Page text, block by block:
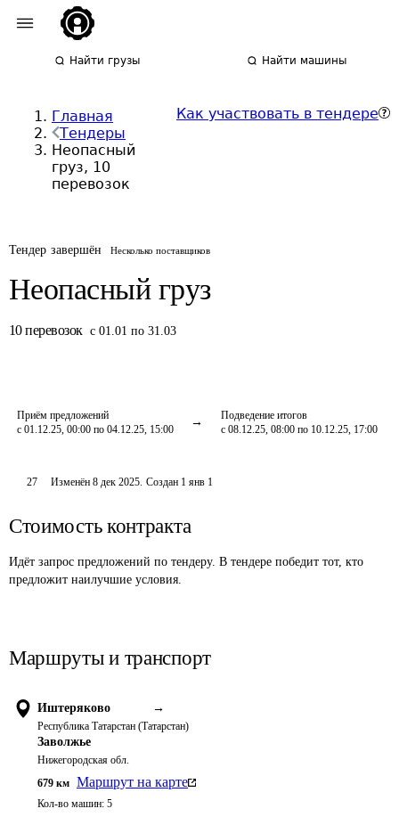
Найти грузы Найти машины
Главная
Тендеры
Неопасный
груз, 10
перевозок
Как участвовать в тендере
Тендер завершён Несколько поставщиков
Неопасный груз
10 перевозок с 01.01 по 31.03
Приём предложений
с 01.12.25, 00:00 по 04.12.25, 15:00
Подведение итогов
с 08.12.25, 08:00 по 10.12.25, 17:00
27 Изменён8 дек 2025. Создан 1 янв 1
Стоимость контракта
Идёт запрос предложений по тендеру. В тендере победит тот, кто
предложит наилучшие условия.
Маршруты и транспорт
Иштеряково →
Республика Татарстан (Татарстан)
Заволжье
Нижегородская обл.
679 км Маршрут на карте
Кол-во машин: 5